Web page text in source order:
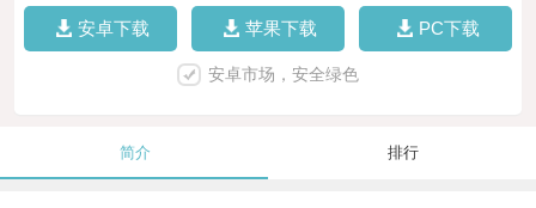
安卓下载 苹果下载 PC下载
安卓市场，安全绿色
简介 排行